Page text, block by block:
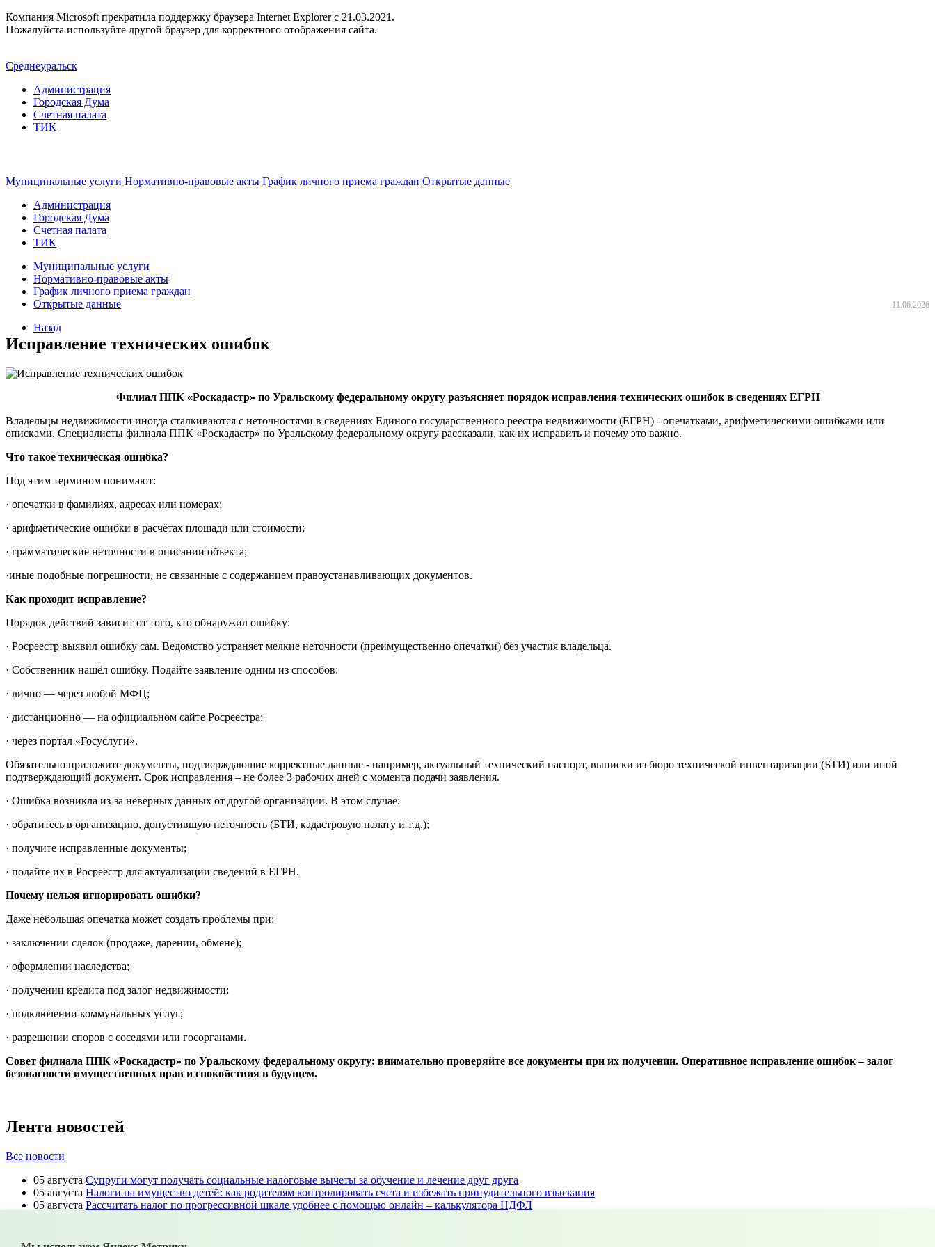
Компания Microsoft прекратила поддержку браузера Internet Explorer c 21.03.2021.
Пожалуйста используйте другой браузер для корректного отображения сайта.
Среднеуральск
Администрация
Городская Дума
Счетная палата
ТИК
Муниципальные услуги Нормативно-правовые акты График личного приема граждан Открытые данные
Администрация
Городская Дума
Счетная палата
ТИК
Муниципальные услуги
Нормативно-правовые акты
График личного приема граждан
Открытые данные
Назад
11.06.2026
Исправление технических ошибок
Филиал ППК «Роскадастр» по Уральскому федеральному округу разъясняет порядок исправления технических ошибок в сведениях ЕГРН
Владельцы недвижимости иногда сталкиваются с неточностями в сведениях Единого государственного реестра недвижимости (ЕГРН) - опечатками, арифметическими ошибками или
описками. Специалисты филиала ППК «Роскадастр» по Уральскому федеральному округу рассказали, как их исправить и почему это важно.
Что такое техническая ошибка?
Под этим термином понимают:
· опечатки в фамилиях, адресах или номерах;
· арифметические ошибки в расчётах площади или стоимости;
· грамматические неточности в описании объекта;
·иные подобные погрешности, не связанные с содержанием правоустанавливающих документов.
Как проходит исправление?
Порядок действий зависит от того, кто обнаружил ошибку:
· Росреестр выявил ошибку сам. Ведомство устраняет мелкие неточности (преимущественно опечатки) без участия владельца.
· Собственник нашёл ошибку. Подайте заявление одним из способов:
· лично — через любой МФЦ;
· дистанционно — на официальном сайте Росреестра;
· через портал «Госуслуги».
Обязательно приложите документы, подтверждающие корректные данные - например, актуальный технический паспорт, выписки из бюро технической инвентаризации (БТИ) или иной
подтверждающий документ. Срок исправления – не более 3 рабочих дней с момента подачи заявления.
· Ошибка возникла из‑за неверных данных от другой организации. В этом случае:
· обратитесь в организацию, допустившую неточность (БТИ, кадастровую палату и т.д.);
· получите исправленные документы;
· подайте их в Росреестр для актуализации сведений в ЕГРН.
Почему нельзя игнорировать ошибки?
Даже небольшая опечатка может создать проблемы при:
· заключении сделок (продаже, дарении, обмене);
· оформлении наследства;
· получении кредита под залог недвижимости;
· подключении коммунальных услуг;
· разрешении споров с соседями или госорганами.
Совет филиала ППК «Роскадастр» по Уральскому федеральному округу: внимательно проверяйте все документы при их получении. Оперативное исправление ошибок – залог
безопасности имущественных прав и спокойствия в будущем.
Лента новостей
Все новости
05 августа Супруги могут получать социальные налоговые вычеты за обучение и лечение друг друга
05 августа Налоги на имущество детей: как родителям контролировать счета и избежать принудительного взыскания
05 августа Рассчитать налог по прогрессивной шкале удобнее с помощью онлайн – калькулятора НДФЛ
04 августаЗабота о защитниках: 1% рабочих мест обяжут резервировать у крупных работодателей Свердловской области для ветеранов боевых действий